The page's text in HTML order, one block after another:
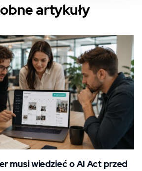
artykuły
musi wiedzieć o AI Act przed